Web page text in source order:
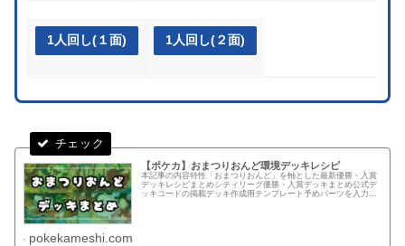
1人回し(１面) 1人回し(２面)
【ポケカ】おまつりおんど環境デッキレシピ
本記事の内容特性「おまつりおんど」を軸とした最新優勝・入賞
デッキレシピまとめシティリーグ優勝・入賞デッキまとめ公式デ
ッキコードの掲載デッキ作成用テンプレート予めパーツを入力し
pokekameshi.com